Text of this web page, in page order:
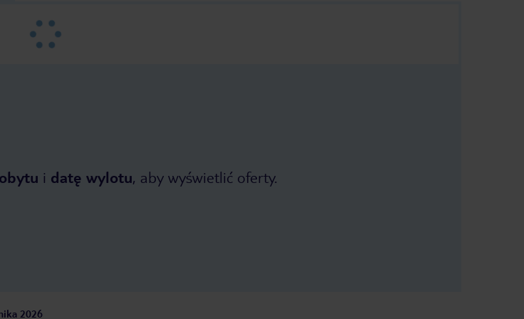
i datę wylotu, aby wyświetlić oferty.
2026